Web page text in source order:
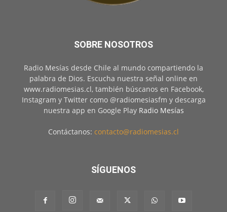
SOBRE NOSOTROS
Radio Mesías desde Chile al mundo compartiendo la
palabra de Dios. Escucha nuestra señal online en
www.radiomesias.cl, también búscanos en Facebook,
Instagram y Twitter como @radiomesiasfm y descarga
nuestra app en Google Play Radio Mesías
Contáctanos: contacto@radiomesias.cl
SÍGUENOS